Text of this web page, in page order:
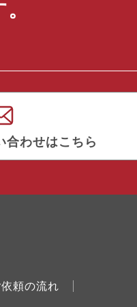
合わせはこちら
頼の流れ